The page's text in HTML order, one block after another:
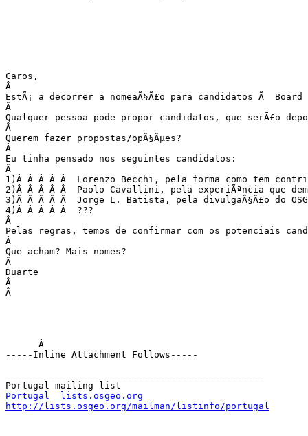
Caros,
Â
EstÃ¡ a decorrer a nomeaÃ§Ã£o para candidatos Ã
Â
Qualquer pessoa pode propor candidatos, que serÃ£o
Â
Querem fazer propostas/opÃ§Ãµes?
Â
Eu tinha pensado nos seguintes candidatos:
Â
1)Â Â Â Â Â  Lorenzo Becchi, pela forma como tem
2)Â Â Â Â Â  Paolo Cavallini, pela experiÃªncia que
3)Â Â Â Â Â  Jorge L. Batista, pela divulgaÃ§Ã£o do
4)Â Â Â Â Â  ???
Â
Pelas regras, temos de confirmar com os potenciais
Â
Que acham? Mais nomes?
Â
Duarte
Â
Â
      Â
-----Inline Attachment Follows-----
Portugal  lists.osgeo.org
http://lists.osgeo.org/mailman/listinfo/portugal